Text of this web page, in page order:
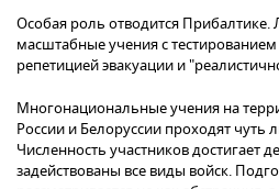
Особая роль отводится Прибалтике.
масштабные учения с
репетицией эвакуации и
Многонациональные учения на
России и Белоруссии проходят
Численность участников достигает
задействованы все виды войск.